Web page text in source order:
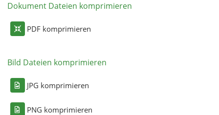
Dokument Dateien komprimieren
PDF komprimieren
Bild Dateien komprimieren
JPG komprimieren
PNG komprimieren